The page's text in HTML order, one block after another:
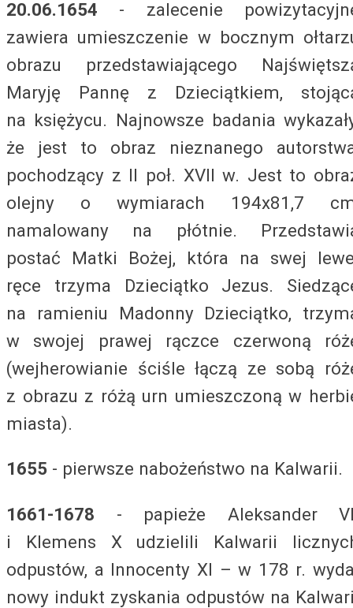
20.06.1654 - zalecenie
zawiera umieszczenie w bocznym
obrazu przedstawiającego
Maryję Pannę z Dzieciątkiem,
na księżycu. Najnowsze badania
że jest to obraz nieznanego
pochodzący z II poł. XVII w. Jest to
olejny o wymiarach 194x81,7
namalowany na płótnie.
postać Matki Bożej, która na swej
ręce trzyma Dzieciątko Jezus.
na ramieniu Madonny Dzieciątko,
w swojej prawej rączce czerwoną
(wejherowianie ściśle łączą ze sobą
z obrazu z różą urn umieszczoną w
miasta).
1655 - pierwsze nabożeństwo na Kalwarii.
1661-1678 - papieże Aleksander
i Klemens X udzielili Kalwarii
odpustów, a Innocenty XI – w 178 r.
nowy indukt zyskania odpustów na